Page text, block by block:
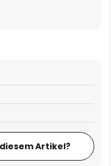
Artikel?